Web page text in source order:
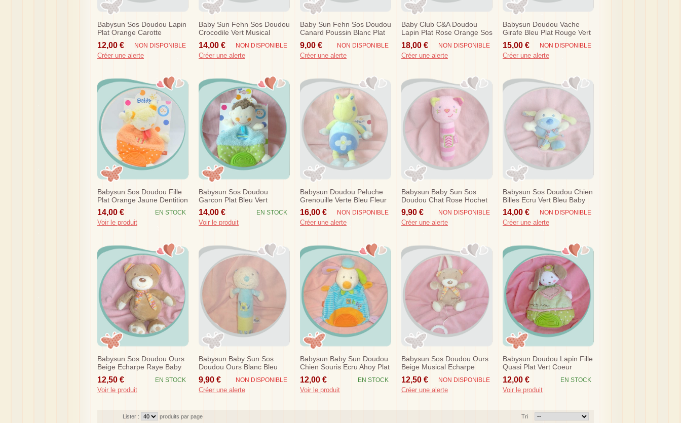
Babysun Sos Doudou Lapin
Plat Orange Carotte
Dentition
12,00 € NON DISPONIBLE
Créer une alerte
Baby Sun Fehn Sos Doudou
Crocodile Vert Musical
14,00 € NON DISPONIBLE
Créer une alerte
Baby Sun Fehn Sos Doudou
Canard Poussin Blanc Plat
Jaune
9,00 € NON DISPONIBLE
Créer une alerte
Baby Club C&a Doudou
Lapin Plat Rose Orange Sos
18,00 € NON DISPONIBLE
Créer une alerte
Babysun Doudou Vache
Girafe Bleu Plat Rouge Vert
Dentition
15,00 € NON DISPONIBLE
Créer une alerte
Babysun Sos Doudou Fille
Plat Orange Jaune Dentition
14,00 € EN STOCK
Voir le produit
Babysun Sos Doudou
Garcon Plat Bleu Vert
Dentition
14,00 € EN STOCK
Voir le produit
Babysun Doudou Peluche
Grenouille Verte Bleu Fleur
Petit Mod
16,00 € NON DISPONIBLE
Créer une alerte
Babysun Baby Sun Sos
Doudou Chat Rose Hochet
Vert
9,90 € NON DISPONIBLE
Créer une alerte
Babysun Sos Doudou Chien
Billes Ecru Vert Bleu Baby
Sun
14,00 € NON DISPONIBLE
Créer une alerte
Babysun Sos Doudou Ours
Beige Echarpe Raye Baby
Sun 28 Cm
12,50 € EN STOCK
Voir le produit
Babysun Baby Sun Sos
Doudou Ours Blanc Bleu
Hochet Jardinier
9,90 € NON DISPONIBLE
Créer une alerte
Babysun Baby Sun Doudou
Chien Souris Ecru Ahoy Plat
Bleu
12,00 € EN STOCK
Voir le produit
Babysun Sos Doudou Ours
Beige Musical Echarpe
Baby Sun
12,50 € NON DISPONIBLE
Créer une alerte
Babysun Doudou Lapin Fille
Quasi Plat Vert Coeur
Dentition Sos
12,00 € EN STOCK
Voir le produit
Tri
Lister : produits par page